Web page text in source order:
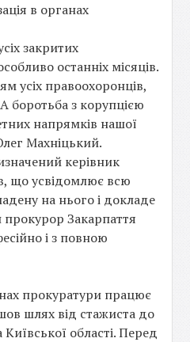
в органах
закритих
останніх місяців.
усіх правоохоронців,
боротьба з корупцією
напрямків нашої
Махніцький.
керівник
що усвідомлює всю
на нього і докладе
прокурор Закарпаття
і з повною
прокуратури працює
шлях від стажиста до
області. Перед